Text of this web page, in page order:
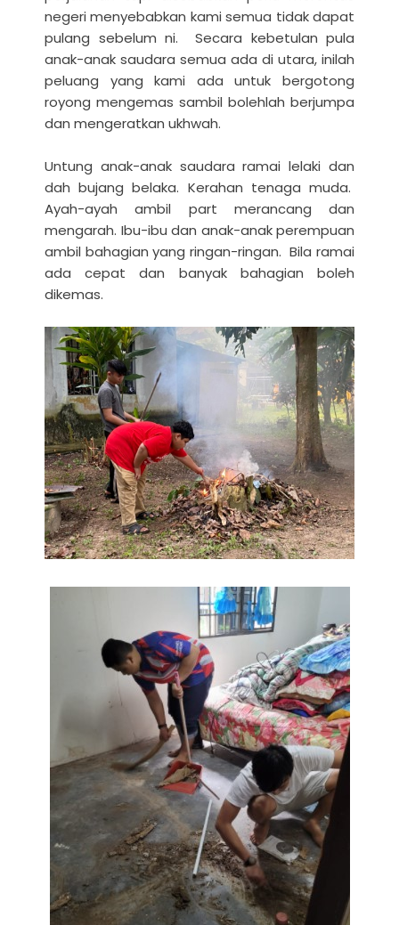
negeri menyebabkan kami semua tidak dapat
pulang sebelum ni. Secara kebetulan pula
anak-anak saudara semua ada di utara, inilah
peluang yang kami ada untuk bergotong
royong mengemas sambil bolehlah berjumpa
dan mengeratkan ukhwah.
Untung anak-anak saudara ramai lelaki dan
dah bujang belaka. Kerahan tenaga muda.
Ayah-ayah ambil part merancang dan
mengarah. Ibu-ibu dan anak-anak perempuan
ambil bahagian yang ringan-ringan. Bila ramai
ada cepat dan banyak bahagian boleh
dikemas.